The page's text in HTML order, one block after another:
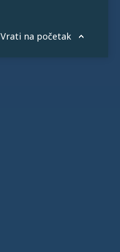
Vrati na početak